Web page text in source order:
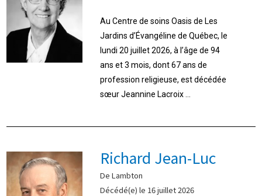
Au Centre de soins Oasis de Les
Jardins d’Évangéline de Québec, le
lundi 20 juillet 2026, à l’âge de 94
ans et 3 mois, dont 67 ans de
profession religieuse, est décédée
sœur Jeannine Lacroix ...
Richard Jean-Luc
De Lambton
Décédé(e) le 16 juillet 2026